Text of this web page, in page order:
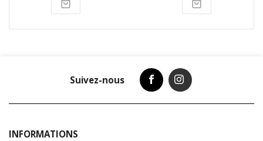
Suivez-nous
INFORMATIONS